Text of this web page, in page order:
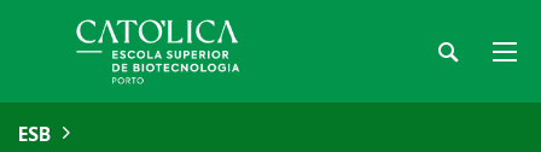
ESB